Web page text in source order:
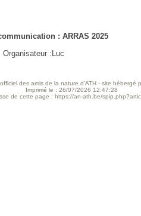
: ARRAS 2025
Organisateur :Luc
des amis de la nature d’ATH - site hébergé
Imprimé le : 26/07/2026 12:47:28
de cette page : https://an-ath.be/